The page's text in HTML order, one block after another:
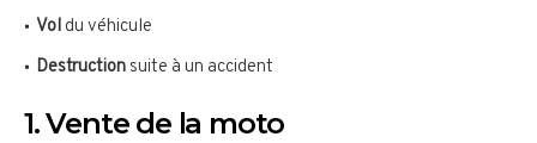
Vol du véhicule
Destruction suite à un accident
1. Vente de la moto